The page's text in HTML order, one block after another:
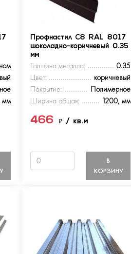
мм
Профнастил С8 RAL 8017
шоколадно-коричневый 0.35
мм
Толщина металла:
0.35
Цвет:
коричневый
Покрытие:
Полимерное
Ширина общая:
1200, мм
466₽/ кв.м
В
КОРЗИНУ